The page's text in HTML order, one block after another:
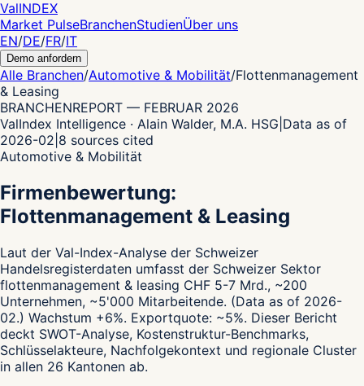
ValINDEX
Market PulseBranchenStudienÜber uns
EN/DE/FR/IT
Demo anfordern
Alle Branchen/Automotive & Mobilität/Flottenmanagement
& Leasing
BRANCHENREPORT — FEBRUAR 2026
ValIndex Intelligence · Alain Walder, M.A. HSG Data as of
2026-02 8 sources cited
Automotive & Mobilität
Firmenbewertung:
Flottenmanagement & Leasing
Laut der Val-Index-Analyse der Schweizer
Handelsregisterdaten umfasst der Schweizer Sektor
flottenmanagement & leasing CHF 5-7 Mrd., ~200
Unternehmen, ~5'000 Mitarbeitende. (Data as of 2026-
02.) Wachstum +6%. Exportquote: ~5%. Dieser Bericht
deckt SWOT-Analyse, Kostenstruktur-Benchmarks,
Schlüsselakteure, Nachfolgekontext und regionale Cluster
in allen 26 Kantonen ab.